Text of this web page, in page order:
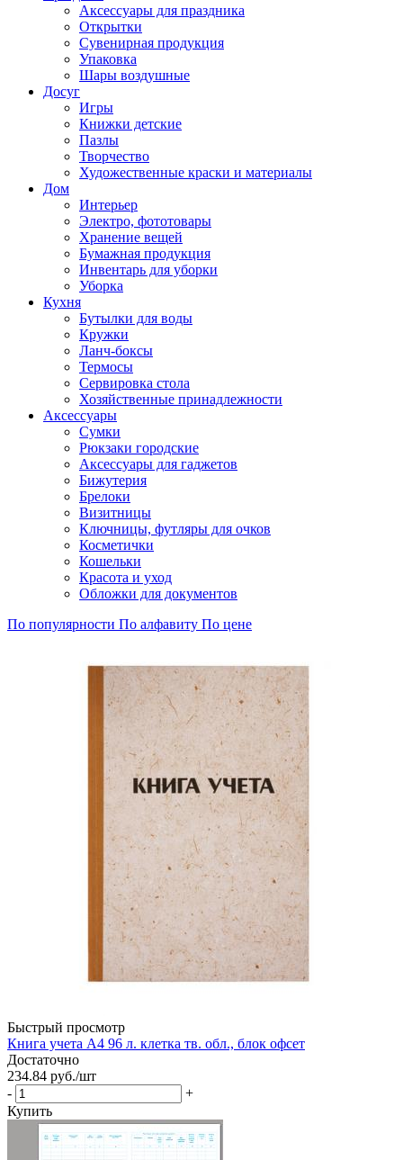
Аксессуары для праздника
Открытки
Сувенирная продукция
Упаковка
Шары воздушные
Досуг
Игры
Книжки детские
Пазлы
Творчество
Художественные краски и материалы
Дом
Интерьер
Электро, фототовары
Хранение вещей
Бумажная продукция
Инвентарь для уборки
Уборка
Кухня
Бутылки для воды
Кружки
Ланч-боксы
Термосы
Сервировка стола
Хозяйственные принадлежности
Аксессуары
Сумки
Рюкзаки городские
Аксессуары для гаджетов
Бижутерия
Брелоки
Визитницы
Ключницы, футляры для очков
Косметички
Кошельки
Красота и уход
Обложки для документов
По популярности По алфавиту По цене
Быстрый просмотр
Книга учета А4 96 л. клетка тв. обл., блок офсет
Достаточно
234.84 руб./шт
-
+
Купить